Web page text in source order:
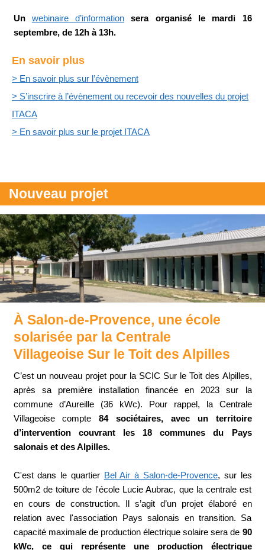
Un webinaire d’information sera organisé le mardi 16
septembre, de 12h à 13h.
En savoir plus
> En savoir plus sur l’évènement
> S’inscrire à l’évènement ou recevoir des nouvelles du projet
ITACA
> En savoir plus sur le projet ITACA
Nouveau projet
À Salon-de-Provence, une école
solarisée par la Centrale
Villageoise Sur le Toit des Alpilles
C’est un nouveau projet pour la SCIC Sur le Toit des Alpilles,
après sa première installation financée en 2023 sur la
commune d’Aureille (36 kWc). Pour rappel, la Centrale
Villageoise compte84 sociétaires, avec un territoire
d’intervention couvrant les 18 communes du Pays
salonais et des Alpilles.
C'est dans le quartier Bel Air à Salon-de-Provence, sur les
500m2 de toiture de l'école Lucie Aubrac, que la centrale est
en cours de construction. Il s’agit d’un projet élaboré en
relation avec l'association Pays salonais en transition. Sa
capacité maximale de production électrique solaire sera de 90
kWc, ce qui représente une production électrique